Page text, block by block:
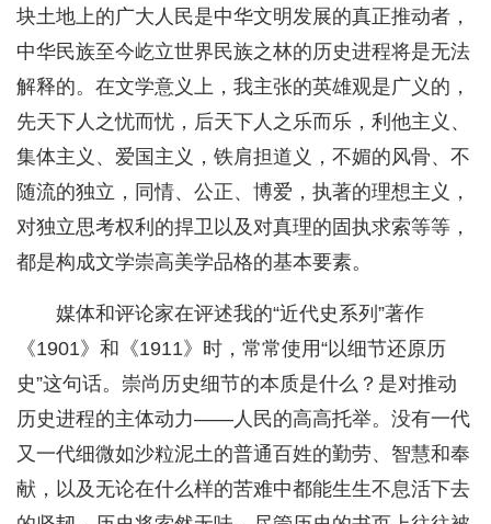
块土地上的广大人民是中华文明发展的真正推动者，
中华民族至今屹立世界民族之林的历史进程将是无法
解释的。在文学意义上，我主张的英雄观是广义的，
先天下人之忧而忧，后天下人之乐而乐，利他主义、
集体主义、爱国主义，铁肩担道义，不媚的风骨、不
随流的独立，同情、公正、博爱，执著的理想主义，
对独立思考权利的捍卫以及对真理的固执求索等等，
都是构成文学崇高美学品格的基本要素。
媒体和评论家在评述我的“近代史系列”著作
《1901》和《1911》时，常常使用“以细节还原历
史”这句话。崇尚历史细节的本质是什么？是对推动
历史进程的主体动力——人民的高高托举。没有一代
又一代细微如沙粒泥土的普通百姓的勤劳、智慧和奉
献，以及无论在什么样的苦难中都能生生不息活下去